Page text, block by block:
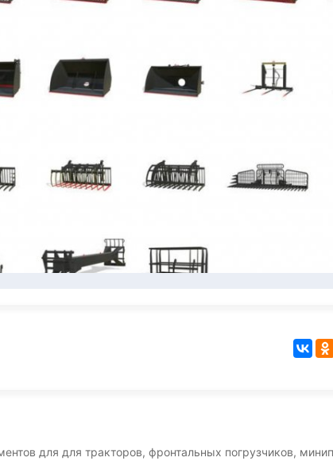
для для тракторов, фронтальных погрузчиков,